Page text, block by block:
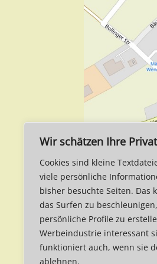
Wir schätzen Ihre
Cookies sind kleine
viele persönliche
bisher besuchte Seiten. Das
das Surfen zu
persönliche Profile zu
Werbeindustrie interessant
funktioniert auch, wenn sie
ablehnen.